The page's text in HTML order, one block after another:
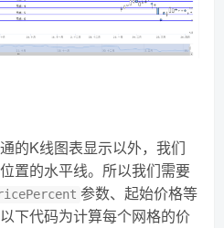
的K线图表显示以外，我们
置的水平线。所以我们需要
参数、起始价格等
下代码为计算每个网格的价